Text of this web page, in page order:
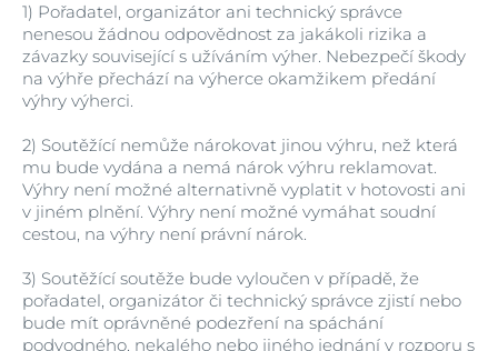
1) Pořadatel, organizátor ani technický správce
nenesou žádnou odpovědnost za jakákoli rizika a
závazky související s užíváním výher. Nebezpečí škody
na výhře přechází na výherce okamžikem předání
výhry výherci.
2) Soutěžící nemůže nárokovat jinou výhru, než která
mu bude vydána a nemá nárok výhru reklamovat.
Výhry není možné alternativně vyplatit v hotovosti ani
v jiném plnění. Výhry není možné vymáhat soudní
cestou, na výhry není právní nárok.
3) Soutěžící soutěže bude vyloučen v případě, že
pořadatel, organizátor či technický správce zjistí nebo
bude mít oprávněné podezření na spáchání
podvodného, nekalého nebo jiného jednání v rozporu s